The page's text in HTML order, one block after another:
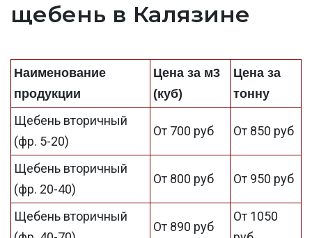
щебень в Калязине
Наименование
продукции
Цена за м3
(куб)
Цена за
тонну
Щебень вторичный
(фр. 5-20)
От 700 руб От 850 руб
Щебень вторичный
(фр. 20-40)
От 800 руб От 950 руб
Щебень вторичный
От 890 руб
От 1050